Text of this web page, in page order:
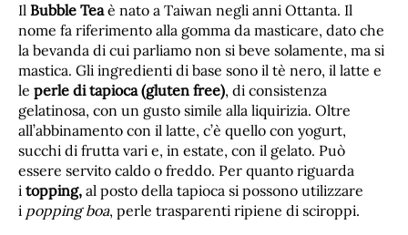
Il Bubble Teaè nato a Taiwan negli anni Ottanta. Il
nome fa riferimento alla gomma da masticare, dato che
la bevanda di cui parliamo non si beve solamente, ma si
mastica. Gli ingredienti di base sono il tè nero, il latte e
le perle di tapioca (gluten free), di consistenza
gelatinosa, con un gusto simile alla liquirizia. Oltre
all’abbinamento con il latte, c’è quello con yogurt,
succhi di frutta vari e, in estate, con il gelato. Può
essere servito caldo o freddo. Per quanto riguarda
i topping, al posto della tapioca si possono utilizzare
i popping boa, perle trasparenti ripiene di sciroppi.